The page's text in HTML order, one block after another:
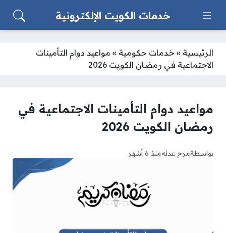
خدمات الكويت الإلكترونية
الرئيسية » خدمات حكومية » مواعيد دوام التأمينات
الاجتماعية في رمضان الكويت 2026
مواعيد دوام التأمينات الاجتماعية في
رمضان الكويت 2026
بواسطةمرح عدلهمنذ 6 أشهر